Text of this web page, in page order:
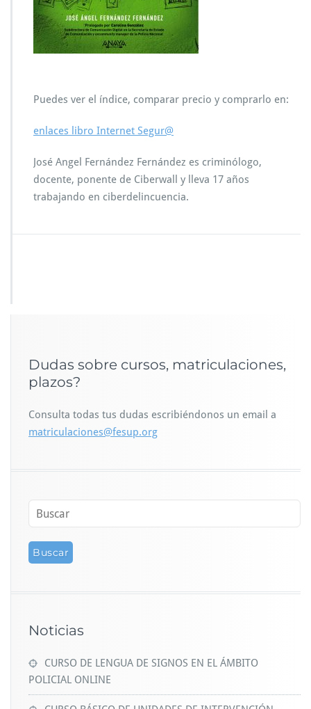
Puedes ver el índice, comparar precio y comprarlo en:
enlaces libro Internet Segur@
José Angel Fernández Fernández es criminólogo,
docente, ponente de Ciberwall y lleva 17 años
trabajando en ciberdelincuencia.
Dudas sobre cursos, matriculaciones,
plazos?
Consulta todas tus dudas escribiéndonos un email a
matriculaciones@fesup.org
Noticias
CURSO DE LENGUA DE SIGNOS EN EL ÁMBITO
POLICIAL ONLINE